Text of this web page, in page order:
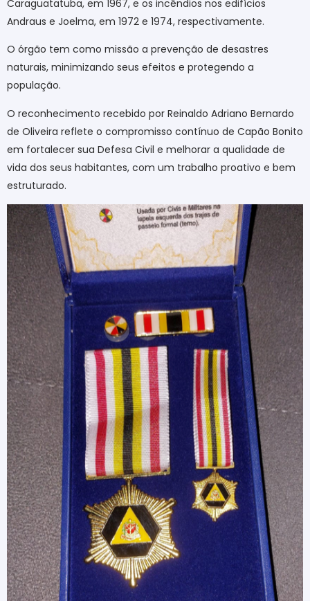
Caraguatatuba, em 1967, e os incêndios nos edifícios
Andraus e Joelma, em 1972 e 1974, respectivamente.
O órgão tem como missão a prevenção de desastres
naturais, minimizando seus efeitos e protegendo a
população.
O reconhecimento recebido por Reinaldo Adriano Bernardo
de Oliveira reflete o compromisso contínuo de Capão Bonito
em fortalecer sua Defesa Civil e melhorar a qualidade de
vida dos seus habitantes, com um trabalho proativo e bem
estruturado.